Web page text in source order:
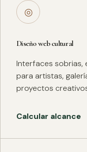
◎
Diseño web cultural
Interfaces sobrias,
para artistas,
proyectos
Calcular alcance